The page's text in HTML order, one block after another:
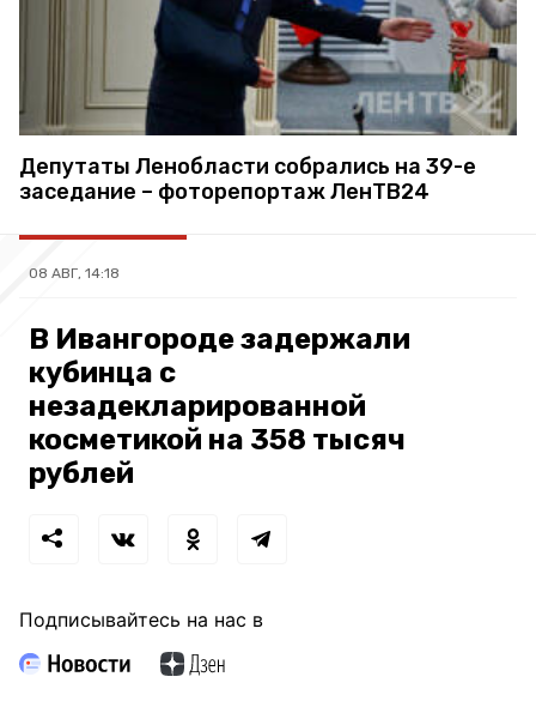
Депутаты Ленобласти собрались на 39-е
заседание – фоторепортаж ЛенТВ24
08 АВГ, 14:18
В Ивангороде задержали
кубинца с
незадекларированной
косметикой на 358 тысяч
рублей
Подписывайтесь на нас в